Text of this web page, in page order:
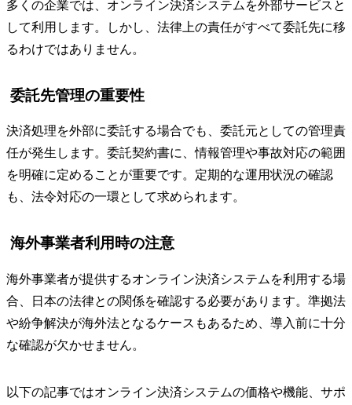
多くの企業では、オンライン決済システムを外部サービスと
して利用します。しかし、法律上の責任がすべて委託先に移
るわけではありません。
委託先管理の重要性
決済処理を外部に委託する場合でも、委託元としての管理責
任が発生します。委託契約書に、情報管理や事故対応の範囲
を明確に定めることが重要です。定期的な運用状況の確認
も、法令対応の一環として求められます。
海外事業者利用時の注意
海外事業者が提供するオンライン決済システムを利用する場
合、日本の法律との関係を確認する必要があります。準拠法
や紛争解決が海外法となるケースもあるため、導入前に十分
な確認が欠かせません。
以下の記事ではオンライン決済システムの価格や機能、サポ